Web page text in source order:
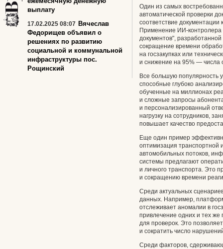
Один из самых
автоматической проверки
соответствие
Применение ИИ-
документов",
сокращение времени
на госзакупках или
и снижение на 95% — числа
Все большую популярность
способные глубоко
обученные на миллионах
и сложные запросы
и персонализированный
нагрузку на сотрудников,
повышает качество
Еще один пример
оптимизация транспортной
автомобильных потоков,
системы предлагают
и личного транспорта. Это
и сокращению времени
Среди актуальных
данных. Например,
отслеживает аномалии в
привлечение одних и тех же
для проверок. Это
и сократить число
Среди факторов,
выплату
17.02.2025 08:07 Вячеслав
Федорищев объявил о
решениях по развитию
социальной и коммунальной
инфраструктуры пос.
Рощинский